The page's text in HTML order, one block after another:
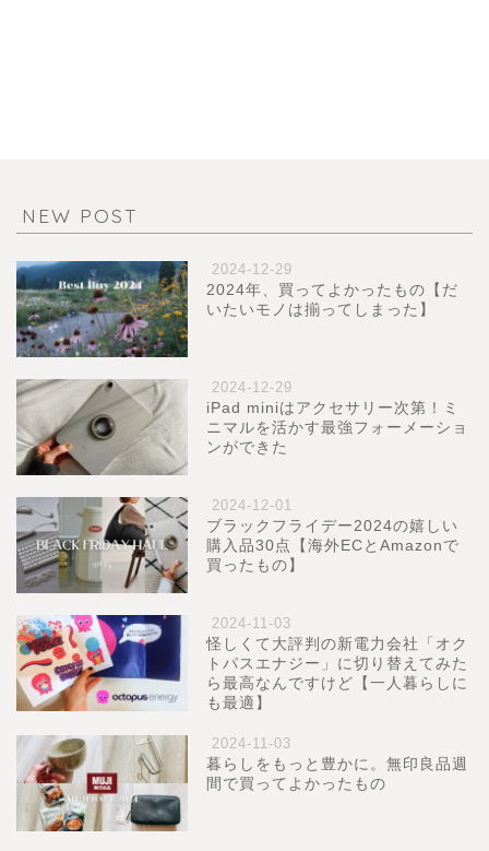
NEW POST
2024-12-29
2024年、買ってよかったもの【だ
いたいモノは揃ってしまった】
2024-12-29
iPad miniはアクセサリー次第！ミ
ニマルを活かす最強フォーメーショ
ンができた
2024-12-01
ブラックフライデー2024の嬉しい
購入品30点【海外ECとAmazonで
買ったもの】
2024-11-03
怪しくて大評判の新電力会社「オク
トパスエナジー」に切り替えてみた
ら最高なんですけど【一人暮らしに
も最適】
2024-11-03
暮らしをもっと豊かに。無印良品週
間で買ってよかったもの